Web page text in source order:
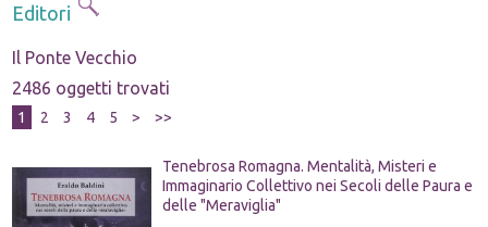
Editori
Il Ponte Vecchio
2486 oggetti trovati
1 2 3 4 5 > >>
Tenebrosa Romagna. Mentalità, Misteri e
Immaginario Collettivo nei Secoli delle Paura e
delle "Meraviglia"